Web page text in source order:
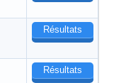
Résultats
Résultats